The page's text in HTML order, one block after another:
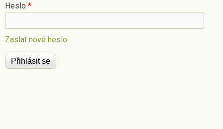
Heslo *
Zaslat nové heslo